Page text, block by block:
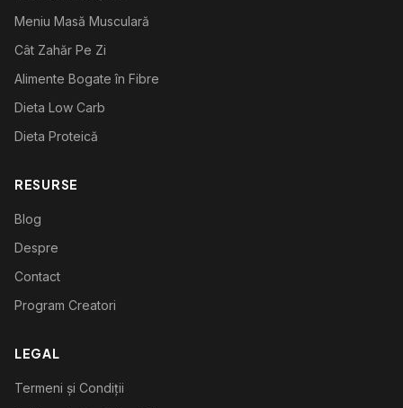
Meniu Masă Musculară
Cât Zahăr Pe Zi
Alimente Bogate în Fibre
Dieta Low Carb
Dieta Proteică
RESURSE
Blog
Despre
Contact
Program Creatori
LEGAL
Termeni și Condiții